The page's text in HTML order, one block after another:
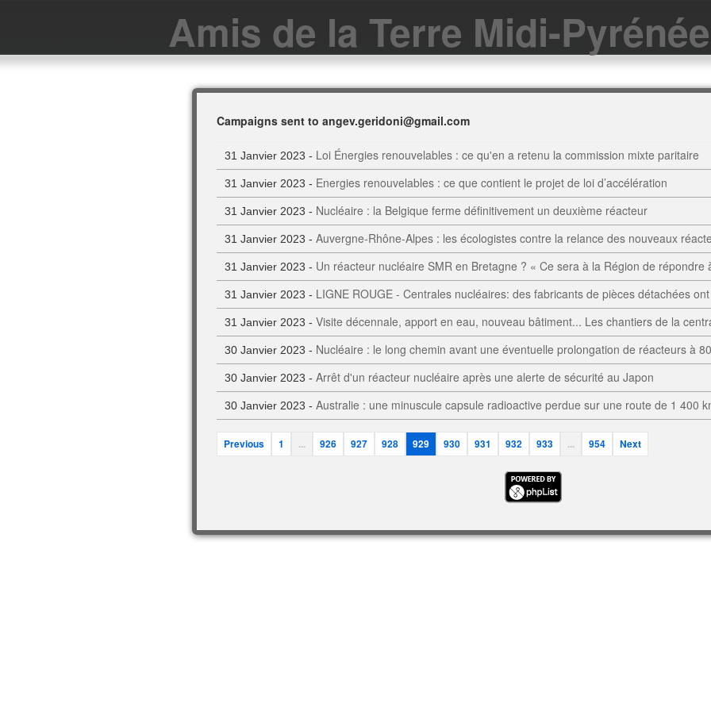
Amis de la Terre Midi-
Campaigns sent to angev.geridoni@gmail.com
31 Janvier 2023 - Loi Énergies renouvelables : ce qu'en a retenu la commission mixte paritaire
31 Janvier 2023 - Energies renouvelables : ce que contient le projet de loi d’accélération
31 Janvier 2023 - Nucléaire : la Belgique ferme définitivement un deuxième réacteur
31 Janvier 2023 - Auvergne-Rhône-Alpes : les écologistes contre la relance des nouveaux
31 Janvier 2023 - Un réacteur nucléaire SMR en Bretagne ? « Ce sera à la Région de répondre
31 Janvier 2023 - LIGNE ROUGE - Centrales nucléaires: des fabricants de pièces détachées
31 Janvier 2023 - Visite décennale, apport en eau, nouveau bâtiment... Les chantiers de la
30 Janvier 2023 - Nucléaire : le long chemin avant une éventuelle prolongation de réacteurs à
30 Janvier 2023 - Arrêt d'un réacteur nucléaire après une alerte de sécurité au Japon
30 Janvier 2023 - Australie : une minuscule capsule radioactive perdue sur une route de 1 400
Previous 1 ... 926 927 928 929 930 931 932 933 ... 954 Next